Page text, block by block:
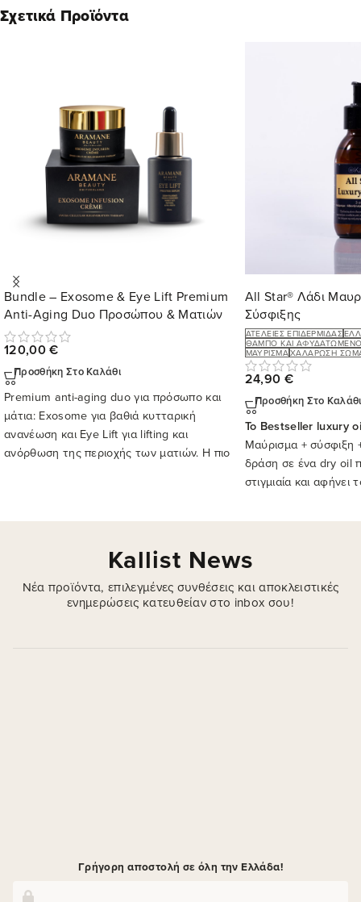
Σχετικά Προϊόντα
Bundle – Exosome & Eye Lift Premium
Anti-Aging Duo Προσώπου & Ματιών
120,00€
Προσθήκη Στο Καλάθι
Premium anti-aging duo για πρόσωπο και
μάτια: Exosome για βαθιά κυτταρική
ανανέωση και Eye Lift για lifting και
ανόρθωση της περιοχής των ματιών. Η πιο
All Star® Λάδι
Σύσφιξης
ΑΤΈΛΕΙΕΣ ΕΠΙΔΕΡΜΊΔΑΣ
ΘΑΜΠΌ ΚΑΙ
ΜΑΎΡΙΣΜΑΧΑΛΆΡΩΣΗ
24,90 €
Προσθήκη Στο Καλάθι
Το Bestseller luxury
Μαύρισμα + σύσφιξη
δράση σε ένα dry oil
στιγμιαία και
Kallist News
Νέα προϊόντα, επιλεγμένες συνθέσεις και αποκλειστικές
ενημερώσεις κατευθείαν στο inbox σου!
Γρήγορη αποστολή σε όλη την Ελλάδα!